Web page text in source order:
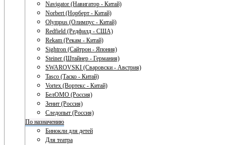
Navigator (Навигатор - Китай)
Norbert (Норберт - Китай)
Olympus (Олимпус - Китай)
Redfield (Редфилд - США)
Rekam (Рекам - Китай)
Sightron (Сайтрон - Япония)
Steiner (Штайнер - Германия)
SWAROVSKI (Сваровски - Австрия)
Tasco (Таско - Китай)
Vortex (Вортекс - Китай)
БелОМО (Россия)
Зенит (Россия)
Следопыт (Россия)
По назначению
Бинокли для детей
Для театра